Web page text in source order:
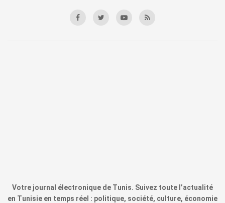
Votre journal électronique de Tunis. Suivez toute l’actualité
en Tunisie en temps réel : politique, société, culture, économie